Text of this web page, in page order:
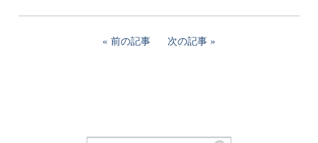
前の記事 次の記事